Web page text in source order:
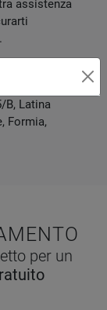
assistenza
B, Latina
Formia,
per un